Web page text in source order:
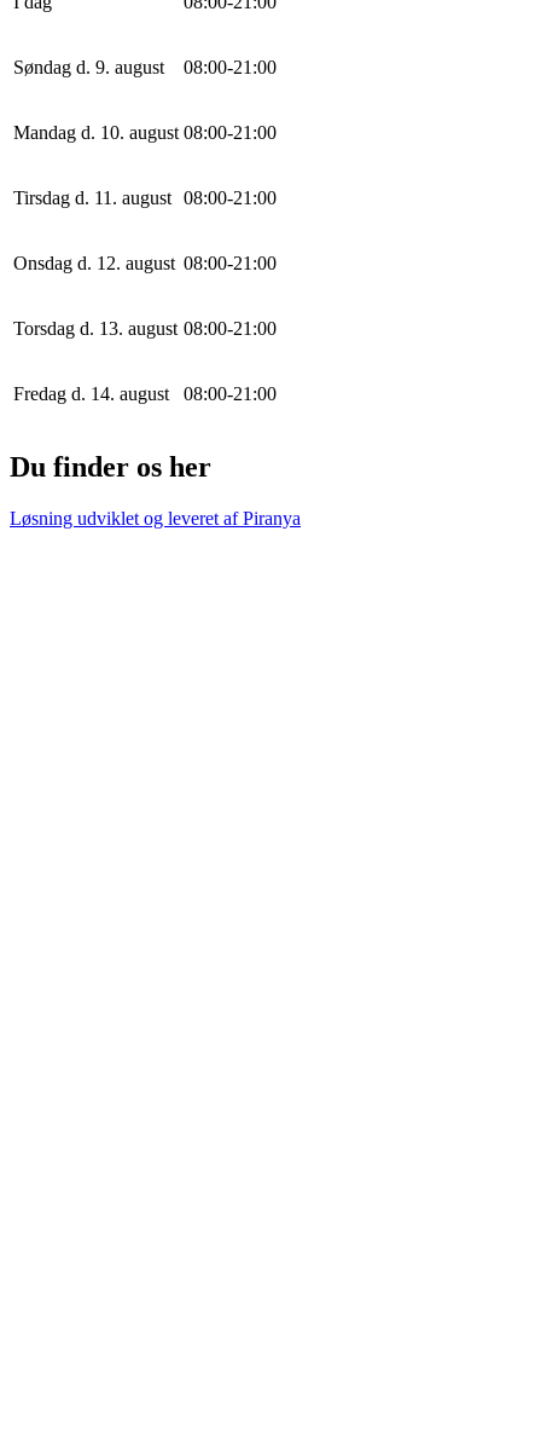
Søndag d. 9. august 08:00-21 :00
Mandag d. 10. august 08:00-21 :00
Tirsdag d. 11. august 08:00-21 :00
Onsdag d. 12. august 08:00-21 :00
Torsdag d. 13. august 08:00-21 :00
Fredag d. 14. august 08:00-21 :00
Du finder os her
Løsning udviklet og leveret afPiranya